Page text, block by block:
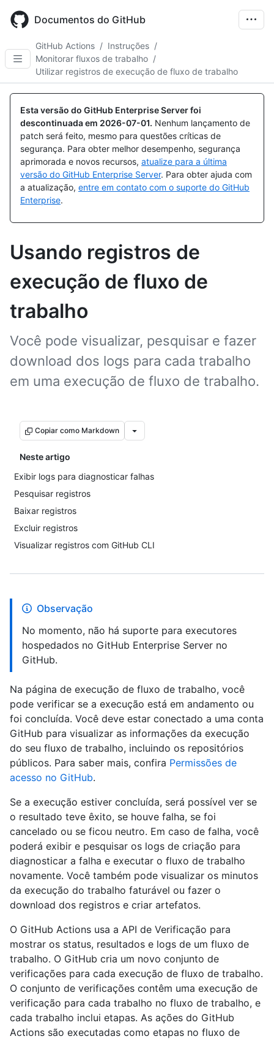
main
Documentos do GitHub
GitHub Actions / Instruções /
Monitorar fluxos de trabalho /
Utilizar registros de execução de fluxo de trabalho
Esta versão do GitHub Enterprise Server foi
descontinuada em 2026-07-01. Nenhum lançamento de
patch será feito, mesmo para questões críticas de
segurança. Para obter melhor desempenho, segurança
aprimorada e novos recursos, atualize para a última
versão do GitHub Enterprise Server. Para obter ajuda com
a atualização, entre em contato com o suporte do GitHub
Enterprise.
Usando registros de
execução de fluxo de
trabalho
Você pode visualizar, pesquisar e fazer
download dos logs para cada trabalho
em uma execução de fluxo de trabalho.
Copiar como Markdown
Neste artigo
Exibir logs para diagnosticar falhas
Pesquisar registros
Baixar registros
Excluir registros
Visualizar registros com GitHub CLI
Observação
No momento, não há suporte para executores
hospedados no GitHub Enterprise Server no
GitHub.
Na página de execução de fluxo de trabalho, você
pode verificar se a execução está em andamento ou
foi concluída. Você deve estar conectado a uma conta
GitHub para visualizar as informações da execução
do seu fluxo de trabalho, incluindo os repositórios
públicos. Para saber mais, confira Permissões de
acesso no GitHub.
Se a execução estiver concluída, será possível ver se
o resultado teve êxito, se houve falha, se foi
cancelado ou se ficou neutro. Em caso de falha, você
poderá exibir e pesquisar os logs de criação para
diagnosticar a falha e executar o fluxo de trabalho
novamente. Você também pode visualizar os minutos
da execução do trabalho faturável ou fazer o
download dos registros e criar artefatos.
O GitHub Actions usa a API de Verificação para
mostrar os status, resultados e logs de um fluxo de
trabalho. O GitHub cria um novo conjunto de
verificações para cada execução de fluxo de trabalho.
O conjunto de verificações contêm uma execução de
verificação para cada trabalho no fluxo de trabalho, e
cada trabalho inclui etapas. As ações do GitHub
Actions são executadas como etapas no fluxo de